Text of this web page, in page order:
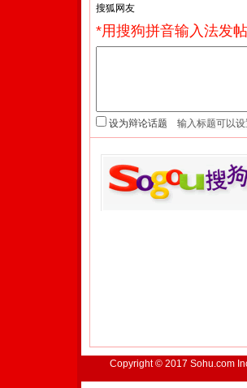
*用搜狗拼音输入法发
设为辩论话题
Copyright © 2017 Sohu.com